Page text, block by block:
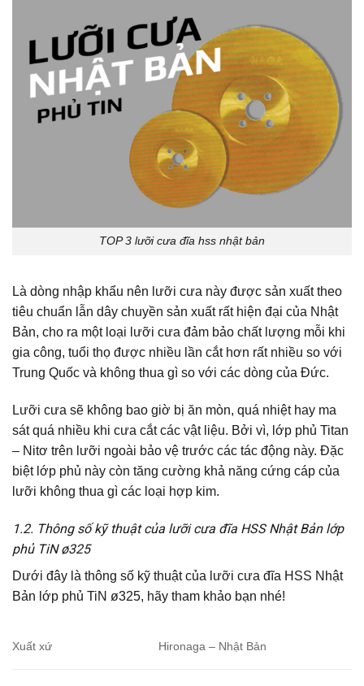
TOP 3 lưỡi cưa đĩa hss nhật bản
Là dòng nhập khẩu nên lưỡi cưa này được sản xuất theo
tiêu chuẩn lẫn dây chuyền sản xuất rất hiện đại của Nhật
Bản, cho ra một loại lưỡi cưa đảm bảo chất lượng mỗi khi
gia công, tuổi thọ được nhiều lần cắt hơn rất nhiều so với
Trung Quốc và không thua gì so với các dòng của Đức.
Lưỡi cưa sẽ không bao giờ bị ăn mòn, quá nhiệt hay ma
sát quá nhiều khi cưa cắt các vật liệu. Bởi vì, lớp phủ Titan
– Nitơ trên lưỡi ngoài bảo vệ trước các tác động này. Đặc
biệt lớp phủ này còn tăng cường khả năng cứng cáp của
lưỡi không thua gì các loại hợp kim.
1.2. Thông số kỹ thuật của lưỡi cưa đĩa HSS Nhật Bản lớp
phủ TiN ø325
Dưới đây là thông số kỹ thuật của lưỡi cưa đĩa HSS Nhật
Bản lớp phủ TiN ø325, hãy tham khảo bạn nhé!
Xuất xứ Hironaga – Nhật Bản